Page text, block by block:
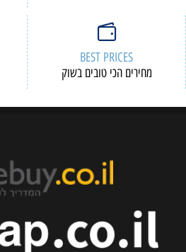
BEST PRICES
מחירים הכי טובים בשוק